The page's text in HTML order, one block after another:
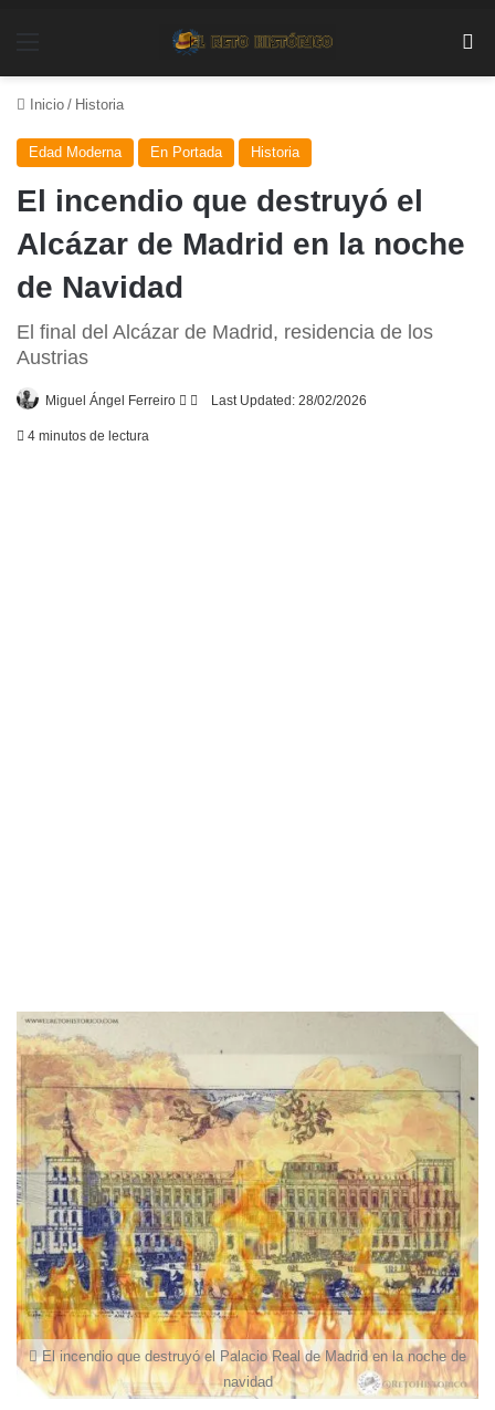
Inicio / Historia
Edad Moderna En Portada Historia
El incendio que destruyó el
Alcázar de Madrid en la noche
de Navidad
El final del Alcázar de Madrid, residencia de los
Austrias
Miguel Ángel Ferreiro
Follow
Send
Last Updated: 28/02/2026
4 minutos de lectura
El incendio que destruyó el Palacio Real de Madrid en la noche de
navidad